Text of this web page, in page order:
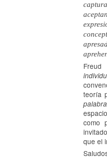
teoría
como
que el